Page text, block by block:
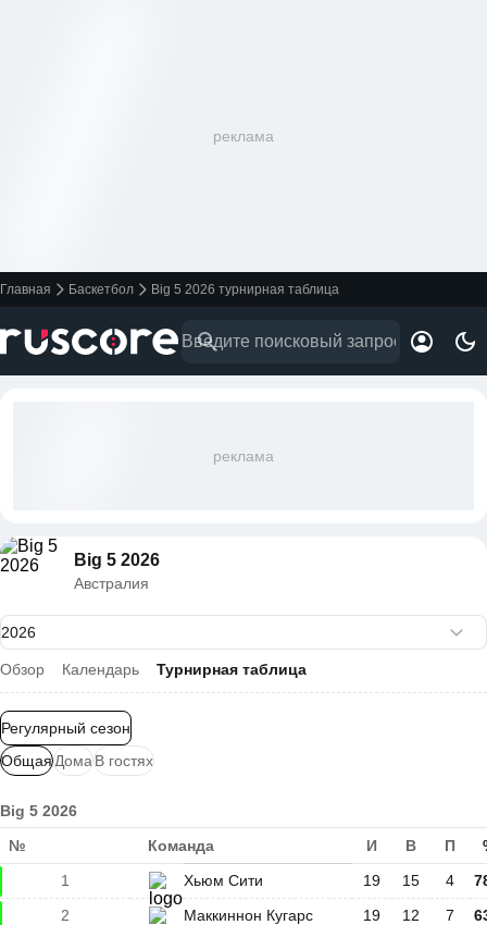
реклама
Главная Баскетбол Big 5 2026 турнирная таблица
реклама
Big 5 2026
Австралия
Обзор Календарь Турнирная таблица
Регулярный сезон
ОбщаяДома В гостях
Big 5 2026
№ Команда И В П
1
Хьюм Сити 19 15 4
2
Маккиннон Кугарс 19 12 7